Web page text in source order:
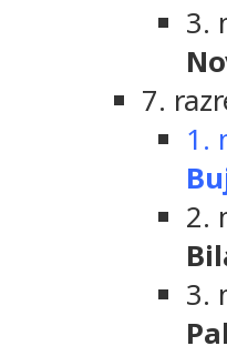
3.
7.
1.
2.
3.